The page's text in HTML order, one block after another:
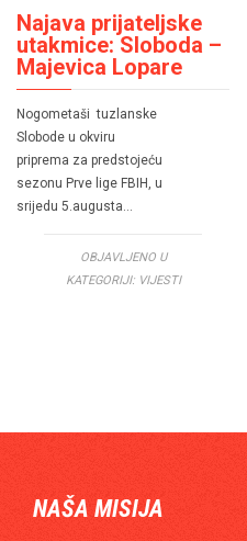
Najava prijateljske
utakmice: Sloboda –
Majevica Lopare
Nogometaši tuzlanske
Slobode u okviru
priprema za predstojeću
sezonu Prve lige FBIH, u
srijedu 5.augusta…
OBJAVLJENO U
KATEGORIJI: VIJESTI
NAŠA MISIJA